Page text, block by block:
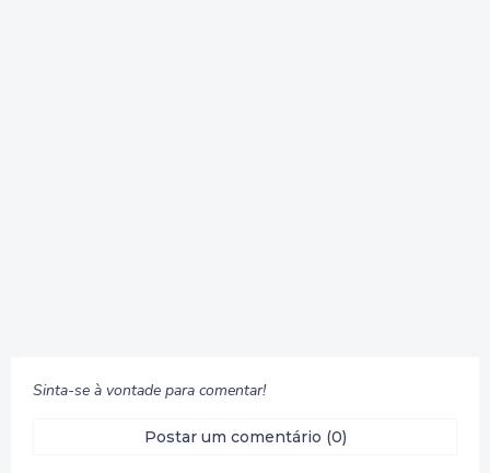
Sinta-se à vontade para comentar!
Postar um comentário (0)